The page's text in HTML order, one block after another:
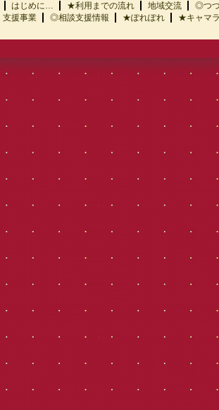
はじめに… ★利用までの流れ 地域交流 ◎つ
支援事業
◎相談支援情報 ★ぽれぽれ ★キャマ